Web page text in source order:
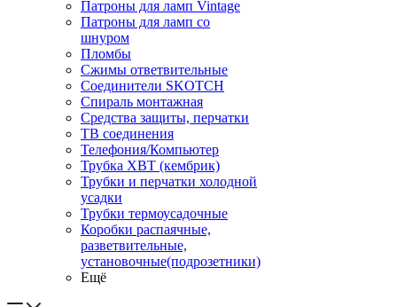
Патроны для ламп Vintage
Патроны для ламп со
шнуром
Пломбы
Сжимы ответвительные
Соединители SKOTCH
Спираль монтажная
Средства защиты, перчатки
ТВ соединения
Телефония/Компьютер
Трубка ХВТ (кембрик)
Трубки и перчатки холодной
усадки
Трубки термоусадочные
Коробки распаячные,
разветвительные,
установочные(подрозетники)
Ещё